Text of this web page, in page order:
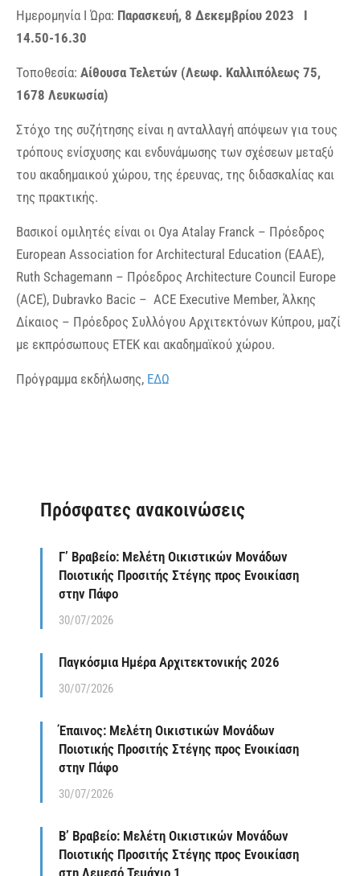
Ημερομηνία Ι Ώρα: Παρασκευή, 8 Δεκεμβρίου 2023 Ι
14.50-16.30
Τοποθεσία: Αίθουσα Τελετών (Λεωφ. Καλλιπόλεως 75,
1678 Λευκωσία)
Στόχο της συζήτησης είναι η ανταλλαγή απόψεων για τους
τρόπους ενίσχυσης και ενδυνάμωσης των σχέσεων μεταξύ
του ακαδημαικού χώρου, της έρευνας, της διδασκαλίας και
της πρακτικής.
Βασικοί ομιλητές είναι οι Oya Atalay Franck – Πρόεδρος
European Association for Architectural Education (EAAE),
Ruth Schagemann – Πρόεδρος Architecture Council Europe
(ACE), Dubravko Bacic – ACE Executive Member, Άλκης
Δίκαιος – Πρόεδρος Συλλόγου Αρχιτεκτόνων Κύπρου, μαζί
με εκπρόσωπους ΕΤΕΚ και ακαδημαϊκού χώρου.
Πρόγραμμα εκδήλωσης, ΕΔΩ
Πρόσφατες ανακοινώσεις
Γ’ Βραβείο: Μελέτη Οικιστικών Μονάδων
Ποιοτικής Προσιτής Στέγης προς Ενοικίαση
στην Πάφο
30/07/2026
Παγκόσμια Ημέρα Αρχιτεκτονικής 2026
30/07/2026
Έπαινος: Μελέτη Οικιστικών Μονάδων
Ποιοτικής Προσιτής Στέγης προς Ενοικίαση
στην Πάφο
30/07/2026
Β’ Βραβείο: Μελέτη Οικιστικών Μονάδων
Ποιοτικής Προσιτής Στέγης προς Ενοικίαση
στη Λεμεσό Τεμάχιο 1